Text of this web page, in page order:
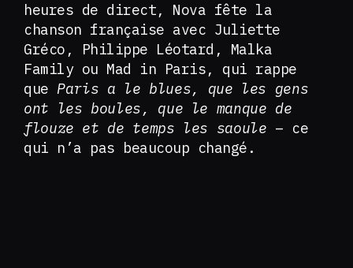
heures de direct, Nova fête la
chanson française avec Juliette
Gréco, Philippe Léotard, Malka
Family ou Mad in Paris, qui rappe
que Paris a le blues, que les gens
ont les boules, que le manque de
flouze et de temps les saoule – ce
qui n’a pas beaucoup changé.